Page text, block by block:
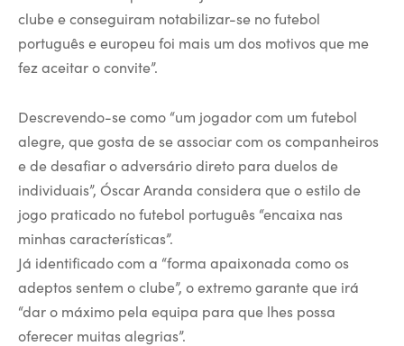
clube e conseguiram notabilizar-se no futebol
português e europeu foi mais um dos motivos que me
fez aceitar o convite”.
Descrevendo-se como “um jogador com um futebol
alegre, que gosta de se associar com os companheiros
e de desafiar o adversário direto para duelos de
individuais”, Óscar Aranda considera que o estilo de
jogo praticado no futebol português “encaixa nas
minhas características”.
Já identificado com a “forma apaixonada como os
adeptos sentem o clube”, o extremo garante que irá
“dar o máximo pela equipa para que lhes possa
oferecer muitas alegrias”.